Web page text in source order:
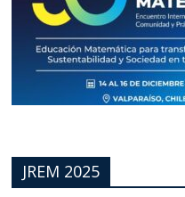
JREM 2025